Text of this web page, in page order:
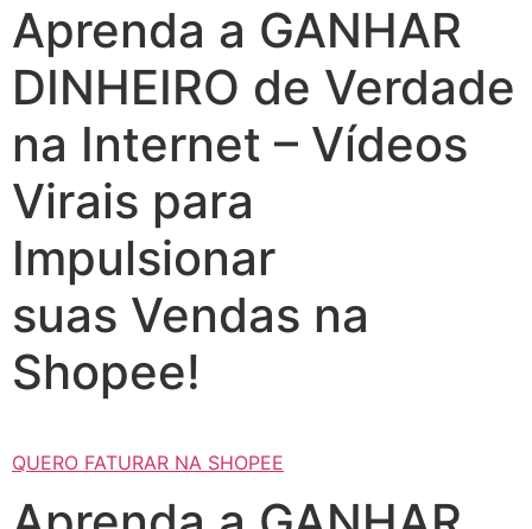
Aprenda a GANHAR
DINHEIRO de Verdade
na Internet – Vídeos
Virais para
Impulsionar
suas Vendas na
Shopee!
QUERO FATURAR NA SHOPEE